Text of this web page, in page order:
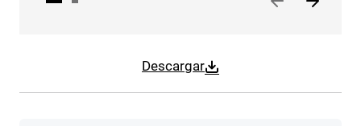
Descargar